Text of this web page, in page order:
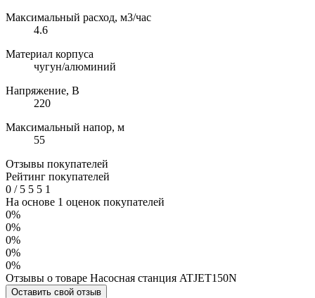
Максимальный расход, м3/час
4.6
Материал корпуса
чугун/алюминий
Напряжение, В
220
Максимальный напор, м
55
Отзывы покупателей
Рейтинг покупателей
0 /5 5 5 1
На основе 1 оценок покупателей
0%
0%
0%
0%
0%
Отзывы о товаре Насосная станция ATJET150N
Оставить свой отзыв